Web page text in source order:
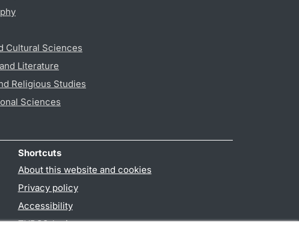
Cultural Sciences
Literature
Religious Studies
Sciences
Shortcuts
About this website and cookies
Privacy policy
Accessibility
TYPO3-login